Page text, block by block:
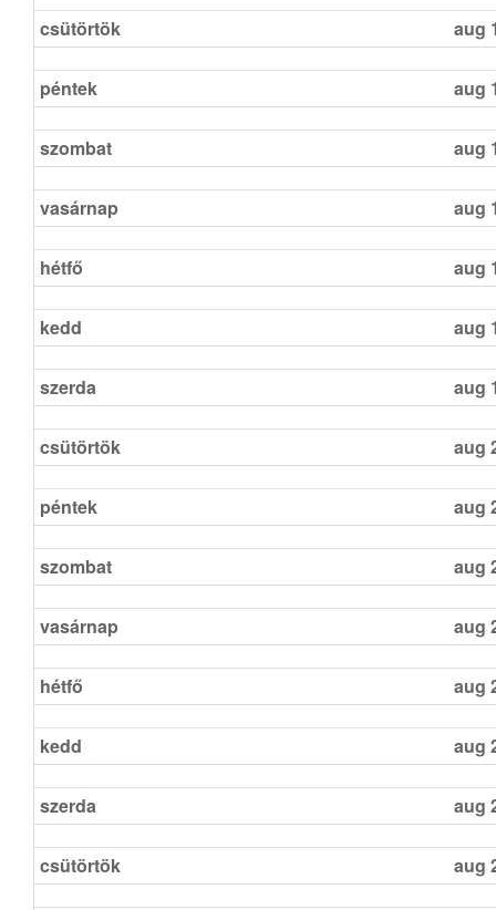
csütörtök aug
péntek aug
szombat aug
vasárnap aug
hétfő aug
kedd aug
szerda aug
csütörtök aug
péntek aug
szombat aug
vasárnap aug
hétfő aug
kedd aug
szerda aug
csütörtök aug